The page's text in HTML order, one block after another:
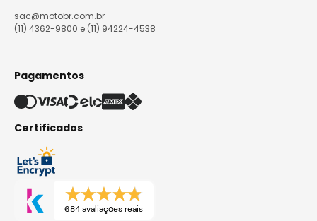
sac@motobr.com.br
(11) 4362-9800 e (11) 94224-4538
Pagamentos
Certificados
684 avaliações reais